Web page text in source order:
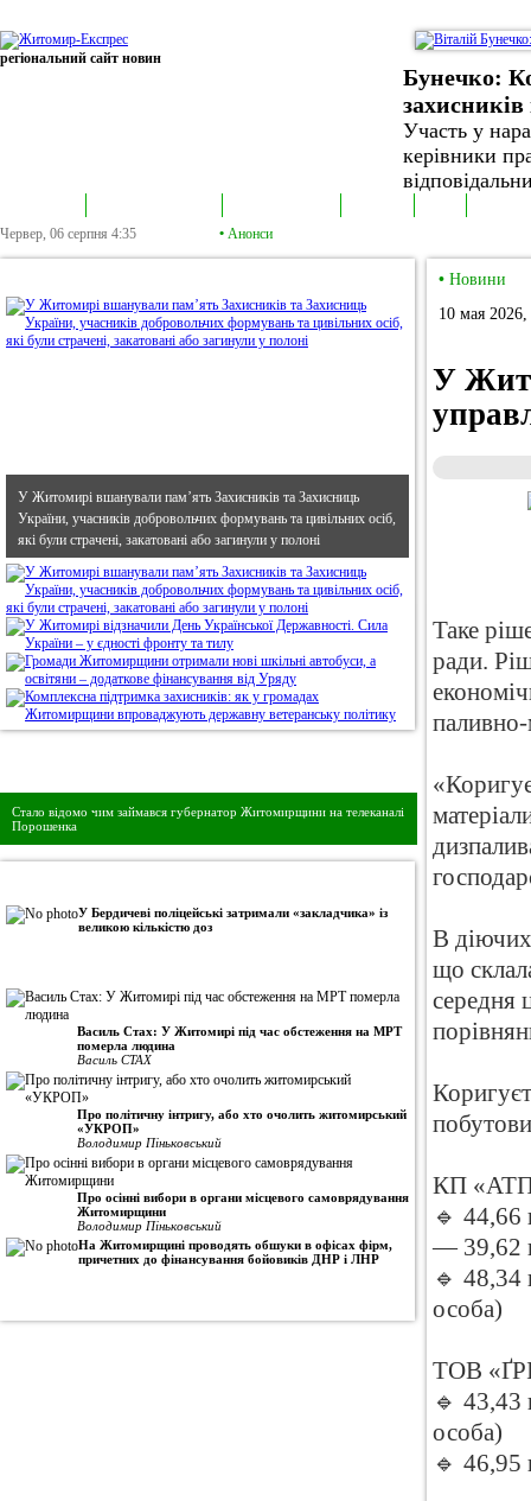
регіональний сайт новин
Бунечко:
захисників
Участь у
керівники
Червер, 06 серпня 4:35 • Анонси
У Житомирі вшанували пам’ять Захисників та Захисниць
України, учасників добровольчих формувань та цивільних осіб,
які були страчені, закатовані або загинули у полоні
Стало відомо чим займався губернатор Житомирщини на телеканалі
Порошенка
У Бердичеві поліцейські затримали «закладчика» із
великою кількістю доз
Василь Стах: У Житомирі під час обстеження на МРТ
померла людина
Василь СТАХ
Про політичну інтригу, або хто очолить житомирський
«УКРОП»
Володимир Піньковський
Про осінні вибори в органи місцевого самоврядування
Житомирщини
Володимир Піньковський
На Житомирщині проводять обшуки в офісах фірм,
причетних до фінансування бойовиків ДНР і ЛНР
• Новини
10 мая
У
Таке
ради.
паливно-
В діючих
що
середня
КП
🔹 44,66
— 39,62
🔹 48,34
особа)
ТОВ
🔹 43,43
особа)
🔹 46,95